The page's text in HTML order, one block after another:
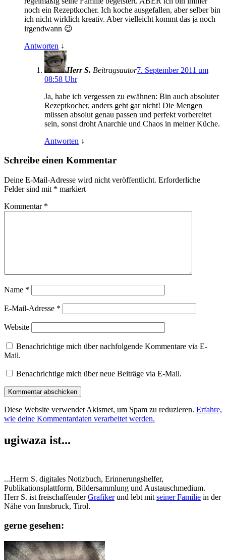
noch ein Rezeptkocher. Ich koche ausgefallen, aber selber bin
ich nicht wirklich kreativ. Aber vielleicht kommt das ja noch
irgendwann 😉
Antworten ↓
Herr S. Beitragsautor7. September 2011 um
08:58 Uhr
Ja, habe ich vergessen zu ewähnen: Bin auch absoluter
Rezeptkocher, anders geht gar nicht! Die Mengen
müssen absolut genau passen und perfekt vorbereitet
sein, sonst droht Anarchie und Chaos in meiner Küche.
Antworten ↓
Schreibe einen Kommentar
Deine E-Mail-Adresse wird nicht veröffentlicht. Erforderliche
Felder sind mit * markiert
Kommentar *
Name *
E-Mail-Adresse *
Website
Benachrichtige mich über nachfolgende Kommentare via E-
Mail.
Benachrichtige mich über neue Beiträge via E-Mail.
Diese Website verwendet Akismet, um Spam zu reduzieren. Erfahre,
wie deine Kommentardaten verarbeitet werden.
ugiwaza ist...
...Herrn S. digitales Notizbuch, Erinnerungshelfer,
Publikationsplattform, Bildersammlung und Austauschmedium.
Herr S. ist freischaffenderGrafikerund lebt mit seiner Familie in der
Nähe von Innsbruck, Tirol.
gerne gesehen: